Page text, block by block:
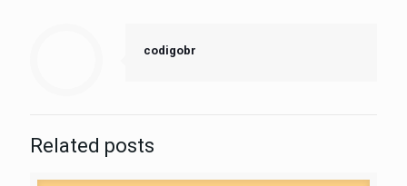
codigobr
Related posts